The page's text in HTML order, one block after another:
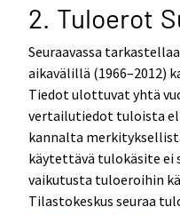
2. Tuloerot
Seuraavassa
aikavälillä (1966–2012)
Tiedot ulottuvat yhtä
vertailutiedot tuloista
kannalta
käytettävä tulokäsite
vaikutusta tuloeroihin
Tilastokeskus seuraa